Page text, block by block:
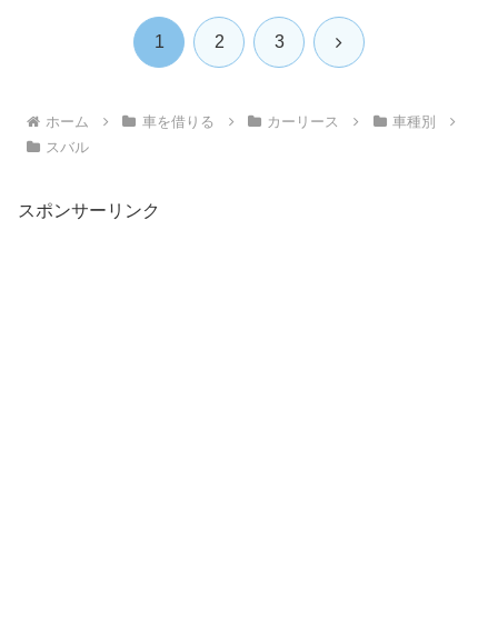
1 2 3 次
ホーム 車を借りる カーリース
車種別
スバル
スポンサーリンク